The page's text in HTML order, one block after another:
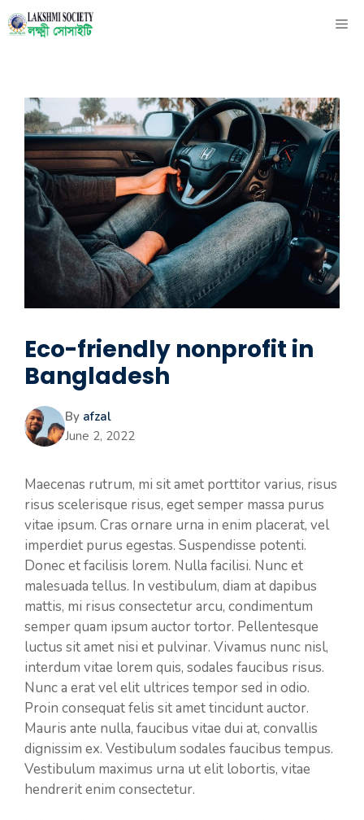
Skip
to
Eco-friendly nonprofit in
Bangladesh
By afzal
June 2, 2022
Maecenas rutrum, mi sit amet porttitor varius, risus
risus scelerisque risus, eget semper massa purus
vitae ipsum. Cras ornare urna in enim placerat, vel
imperdiet purus egestas. Suspendisse potenti.
Donec et facilisis lorem. Nulla facilisi. Nunc et
malesuada tellus. In vestibulum, diam at dapibus
mattis, mi risus consectetur arcu, condimentum
semper quam ipsum auctor tortor. Pellentesque
luctus sit amet nisi et pulvinar. Vivamus nunc nisl,
interdum vitae lorem quis, sodales faucibus risus.
Nunc a erat vel elit ultrices tempor sed in odio.
Proin consequat felis sit amet tincidunt auctor.
Mauris ante nulla, faucibus vitae dui at, convallis
dignissim ex. Vestibulum sodales faucibus tempus.
Vestibulum maximus urna ut elit lobortis, vitae
hendrerit enim consectetur.